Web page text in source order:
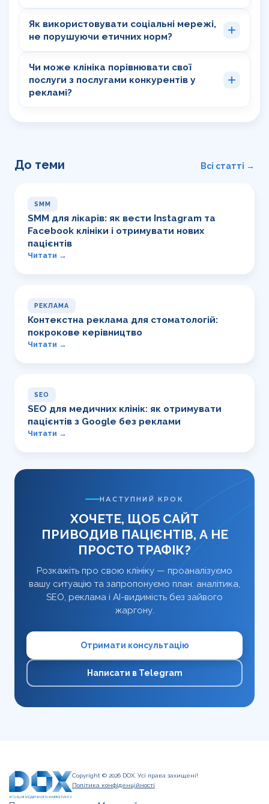
Як використовувати соціальні мережі,
не порушуючи етичних норм?
Чи може клініка порівнювати свої
послуги з послугами конкурентів у
рекламі?
До теми Всі статті →
SMM
SMM для лікарів: як вести Instagram та
Facebook клініки і отримувати нових
пацієнтів
Читати →
РЕКЛАМА
Контекстна реклама для стоматологій:
покрокове керівництво
Читати →
SEO
SEO для медичних клінік: як отримувати
пацієнтів з Google без реклами
Читати →
НАСТУПНИЙ КРОК
ХОЧЕТЕ, ЩОБ САЙТ
ПРИВОДИВ ПАЦІЄНТІВ, А НЕ
ПРОСТО ТРАФІК?
Розкажіть про свою клініку — проаналізуємо
вашу ситуацію та запропонуємо план: аналітика,
SEO, реклама і AI-видимість без зайвого
жаргону.
Отримати консультацію
Написати в Telegram
Copyright © 2026 DOX. Усі права захищені!
Політика конфіденційності